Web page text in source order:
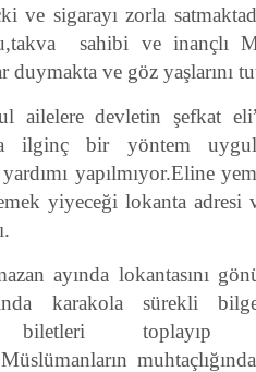
ve sigarayı zorla
sahibi ve inançlı
ve göz yaşlarını
ailelere devletin şefkat
ilginç bir yöntem
yapılmıyor.Eline
yiyeceği lokanta adresi
ayında lokantasını
karakola sürekli
biletleri toplayıp